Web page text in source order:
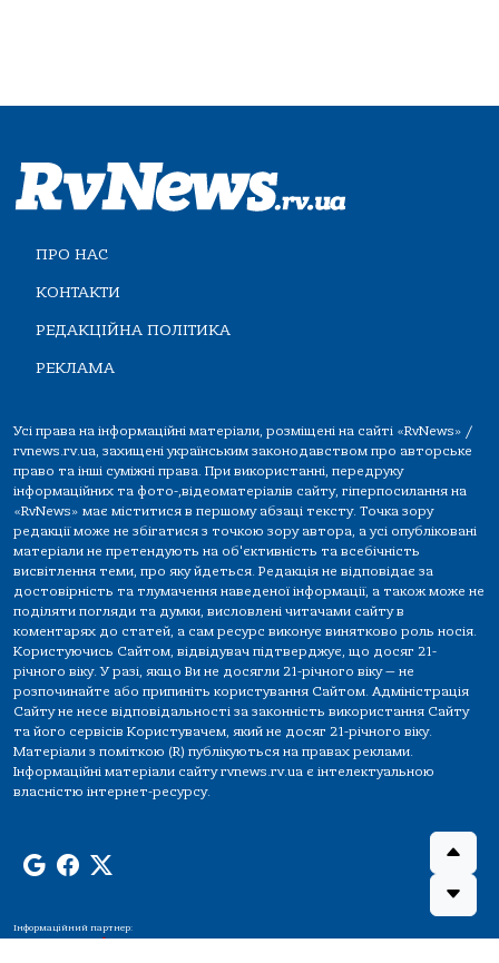
ПРО НАС
КОНТАКТИ
РЕДАКЦІЙНА ПОЛІТИКА
РЕКЛАМА
Усі права на інформаційні матеріали, розміщені на сайті «RvNews» /
rvnews.rv.ua, захищені українським законодавством про авторське
право та інші суміжні права. При використанні, передруку
інформаційних та фото-,відеоматеріалів сайту, гіперпосилання на
«RvNews» має міститися в першому абзаці тексту. Точка зору
редакції може не збігатися з точкою зору автора, а усі опубліковані
матеріали не претендують на об'єктивність та всебічність
висвітлення теми, про яку йдеться. Редакція не відповідає за
достовірність та тлумачення наведеної інформації, а також може не
поділяти погляди та думки, висловлені читачами сайту в
коментарях до статей, а сам ресурс виконує винятково роль носія.
Користуючись Сайтом, відвідувач підтверджує, що досяг 21-
річного віку. У разі, якщо Ви не досягли 21-річного віку — не
розпочинайте або припиніть користування Сайтом. Адміністрація
Сайту не несе відповідальності за законність використання Сайту
та його сервісів Користувачем, який не досяг 21-річного віку.
Матеріали з поміткою (R) публікуються на правах реклами.
Інформаційні матеріали сайту rvnews.rv.ua є інтелектуальною
власністю інтернет-ресурсу.
Інформаційний партнер: